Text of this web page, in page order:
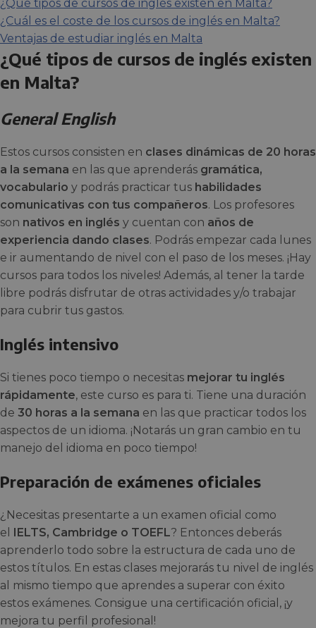
¿Qué tipos de cursos de inglés existen en Malta?
¿Cuál es el coste de los cursos de inglés en Malta?
Ventajas de estudiar inglés en Malta
¿Qué tipos de cursos de inglés existen
en Malta?
General English
Estos cursos consisten en clases dinámicas de 20 horas
a la semana en las que aprenderás gramática,
vocabulario y podrás practicar tus habilidades
comunicativas con tus compañeros. Los profesores
son nativos en inglés y cuentan con años de
experiencia dando clases. Podrás empezar cada lunes
e ir aumentando de nivel con el paso de los meses. ¡Hay
cursos para todos los niveles! Además, al tener la tarde
libre podrás disfrutar de otras actividades y/o trabajar
para cubrir tus gastos.
Inglés intensivo
Si tienes poco tiempo o necesitas mejorar tu inglés
rápidamente, este curso es para ti. Tiene una duración
de 30 horas a la semana en las que practicar todos los
aspectos de un idioma. ¡Notarás un gran cambio en tu
manejo del idioma en poco tiempo!
Preparación de exámenes oficiales
¿Necesitas presentarte a un examen oficial como
el IELTS, Cambridge o TOEFL? Entonces deberás
aprenderlo todo sobre la estructura de cada uno de
estos títulos. En estas clases mejorarás tu nivel de inglés
al mismo tiempo que aprendes a superar con éxito
estos exámenes. Consigue una certificación oficial, ¡y
mejora tu perfil profesional!